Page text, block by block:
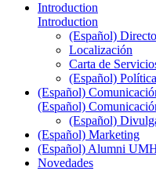
Introduction
Introduction
(Español)
Localización
Carta de
(Español)
(Español)
(Español)
(Español)
(Español) Marketing
(Español) Alumni
Novedades